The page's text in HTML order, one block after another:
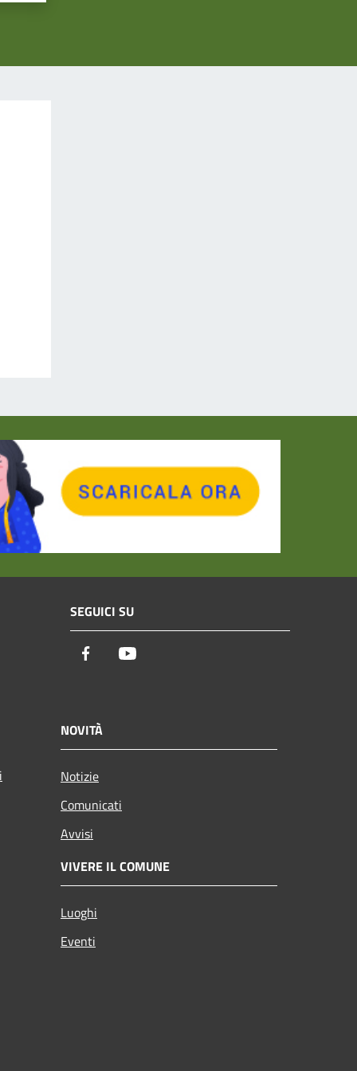
SEGUICI SU
Facebook
NOVITÀ
Notizie
Comunicati
Avvisi
VIVERE IL COMUNE
Luoghi
Eventi